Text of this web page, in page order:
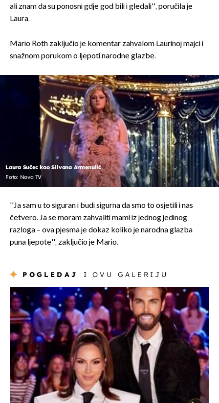
ali znam da su ponosni gdje god bili i gledali'', poručila je
Laura.
Mario Roth zaključio je komentar zahvalom Laurinoj majci i
snažnom porukom o ljepoti narodne glazbe.
Laura Sučec kao Silvana Armenulić
Foto: Nova TV
''Ja sam u to siguran i budi sigurna da smo to osjetili i nas
četvero. Ja se moram zahvaliti mami iz jednog jedinog
razloga – ova pjesma je dokaz koliko je narodna glazba
puna ljepote'', zaključio je Mario.
POGLEDAJ I OVU GALERIJU